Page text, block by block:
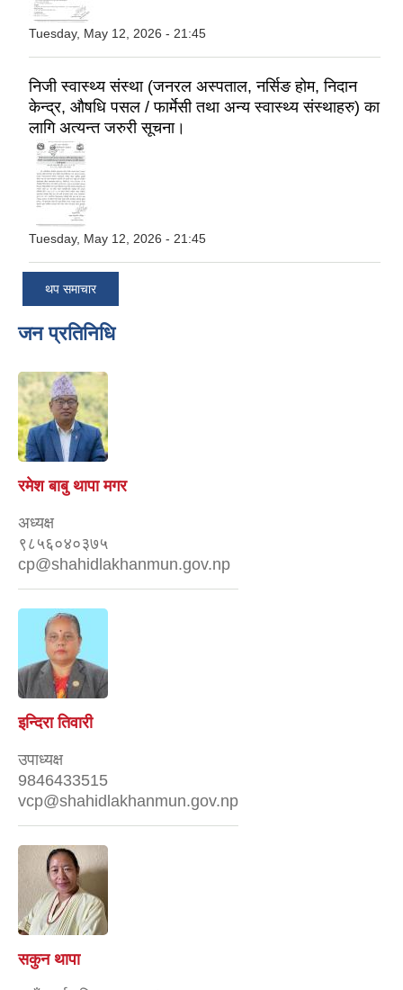
Tuesday, May 12, 2026 - 21:45
निजी स्वास्थ्य संस्था (जनरल अस्पताल, नर्सिङ होम, निदान
केन्द्र, औषधि पसल / फार्मेसी तथा अन्य स्वास्थ्य संस्थाहरु) का
लागि अत्यन्त जरुरी सूचना।
Tuesday, May 12, 2026 - 21:45
थप समाचार
जन प्रतिनिधि
रमेश बाबु थापा मगर
अध्यक्ष
९८५६०४०३७५
cp@shahidlakhanmun.gov.np
इन्दिरा तिवारी
उपाध्यक्ष
9846433515
vcp@shahidlakhanmun.gov.np
सकुन थापा